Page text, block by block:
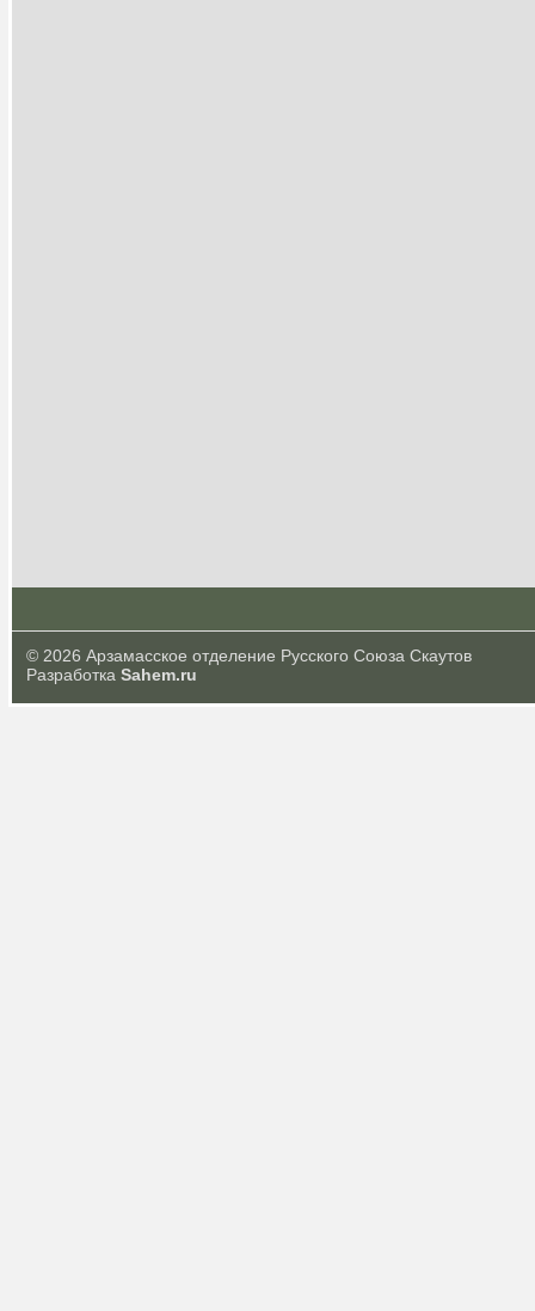
© 2026 Арзамасское отделение Русского Союза Скаутов
Разработка Sahem.ru